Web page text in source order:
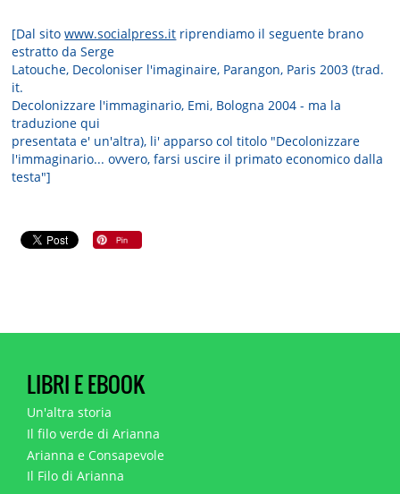
[Dal sitowww.socialpress.it riprendiamo il seguente brano
estratto da Serge
Latouche, Decoloniser l'imaginaire, Parangon, Paris 2003 (trad.
it.
Decolonizzare l'immaginario, Emi, Bologna 2004 - ma la
traduzione qui
presentata e' un'altra), li' apparso col titolo "Decolonizzare
l'immaginario... ovvero, farsi uscire il primato economico dalla
testa"]
LIBRI E EBOOK
Un'altra storia
Il filo verde di Arianna
Arianna e Consapevole
Il Filo di Arianna